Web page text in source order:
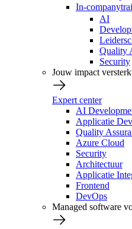
In-
AI
Quality
Security
Jouw impact
Expert center
AI
Applicatie
Quality
Azure Cloud
Security
Architectuur
Applicatie
Frontend
DevOps
Managed software